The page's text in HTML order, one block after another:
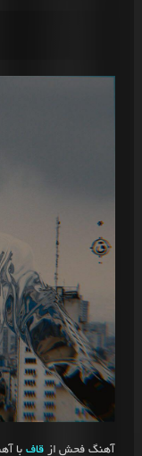
آهنگ فحش از قاف